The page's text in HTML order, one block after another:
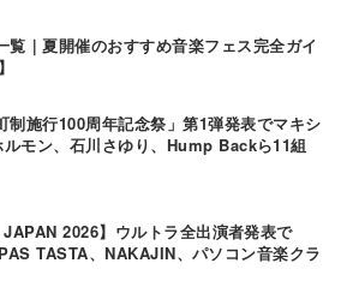
覧｜夏開催のおすすめ音楽フェス完全ガイ
制施行100周年記念祭」第1弾発表でマキシ
モン、石川さゆり、Hump Backら11組
JAPAN 2026】ウルトラ全出演者発表で
TASTA、NAKAJIN、パソコン音楽クラ